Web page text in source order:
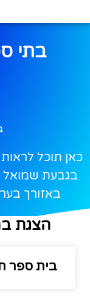
בתי
כאן תוכל
בגבעת שמואל
באזורך
הצגת
בית ספר